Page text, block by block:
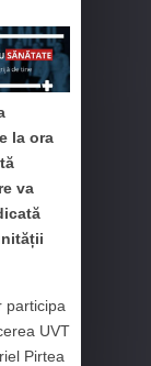
la ora
va
participa
UVT
Pirtea